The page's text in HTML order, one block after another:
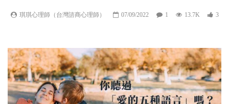
琪琪心理師（台灣諮商心理師） 07/09/2022 1 13.7K 3